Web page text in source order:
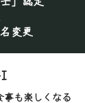
変更
事も楽しくなる